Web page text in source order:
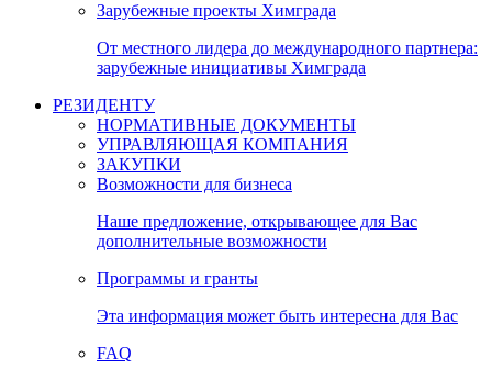
Зарубежные проекты Химграда
От местного лидера до международного партнера:
зарубежные инициативы Химграда
РЕЗИДЕНТУ
НОРМАТИВНЫЕ ДОКУМЕНТЫ
УПРАВЛЯЮЩАЯ КОМПАНИЯ
ЗАКУПКИ
Возможности для бизнеса
Наше предложение, открывающее для Вас
дополнительные возможности
Программы и гранты
Эта информация может быть интересна для Вас
FAQ